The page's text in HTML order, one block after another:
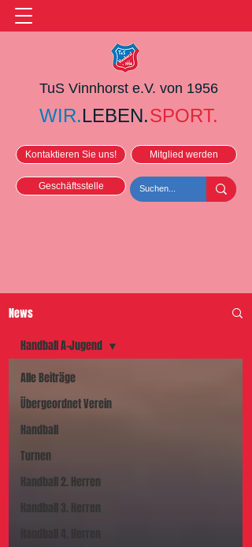
TuS Vinnhorst e.V. von 1956
WIR.LEBEN.SPORT.
Kontaktieren Sie uns! Mitglied werden
Geschäftsstelle
News
Alle Beiträge
Übergeordnet Verein
Handball
Turnen
Handball 2. Herren
Handball 3. Herren
Handball A-Jugend